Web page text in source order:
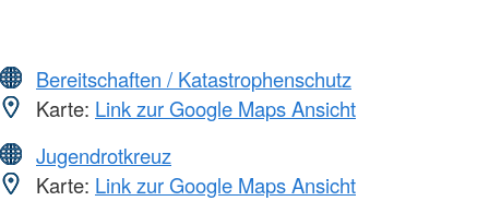
Bereitschaften / Katastrophenschutz
Karte: Link zur Google Maps Ansicht
Jugendrotkreuz
Karte: Link zur Google Maps Ansicht